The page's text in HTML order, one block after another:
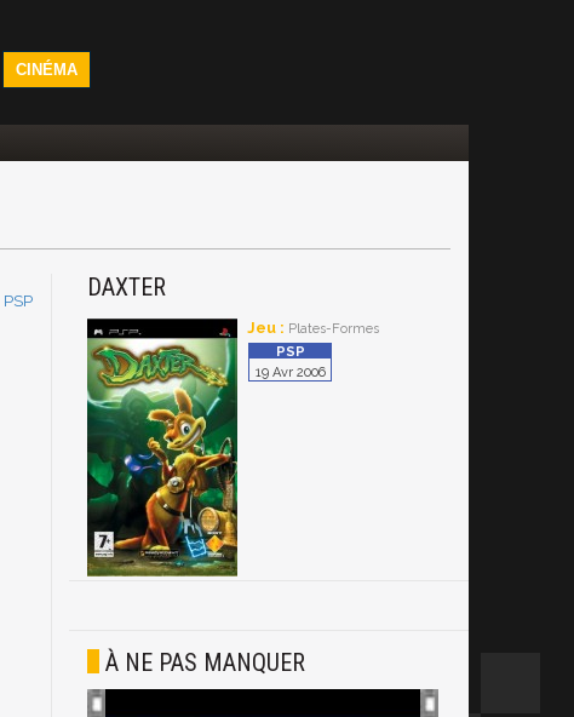
CINÉMA
PSP DAXTER
Jeu : Plates-Formes
19 Avr 2006
À NE PAS MANQUER